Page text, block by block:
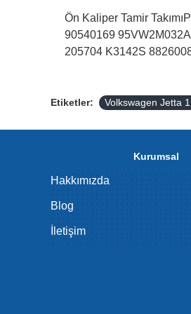
Ön Kaliper Tamir
90540169
205704 K3142S
Etiketler: Volkswagen Jetta
Kurumsal
Hakkımızda
Blog
İletişim